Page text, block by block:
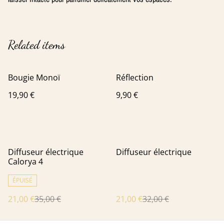
Related items
Bougie Monoï
19,90 €
Réflection
9,90 €
%
Diffuseur électrique
Calorya 4
ÉPUISÉ
21,00 €35,00 €
%
Diffuseur électrique
21,00 €32,00 €